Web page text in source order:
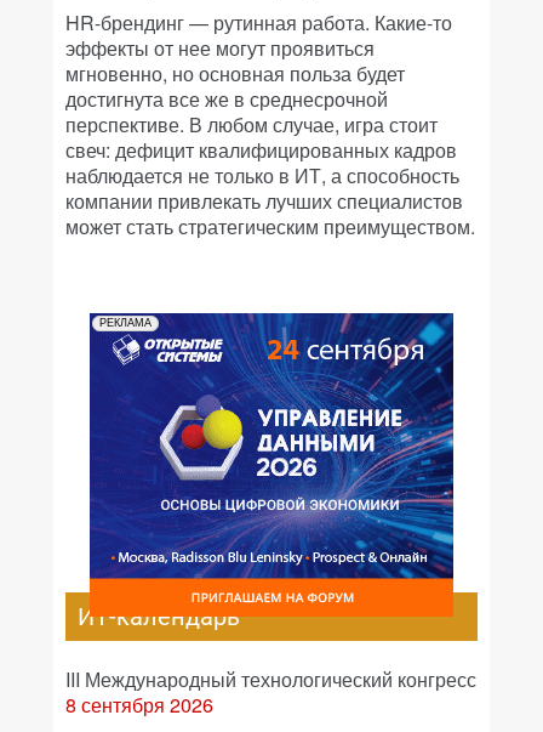
HR-брендинг — рутинная работа. Какие-то
эффекты от нее могут проявиться
мгновенно, но основная польза будет
достигнута все же в среднесрочной
перспективе. В любом случае, игра стоит
свеч: дефицит квалифицированных кадров
наблюдается не только в ИТ, а способность
компании привлекать лучших специалистов
может стать стратегическим преимуществом.
РЕКЛАМА
ИТ-календарь
III Международный технологический конгресс
8 сентября 2026